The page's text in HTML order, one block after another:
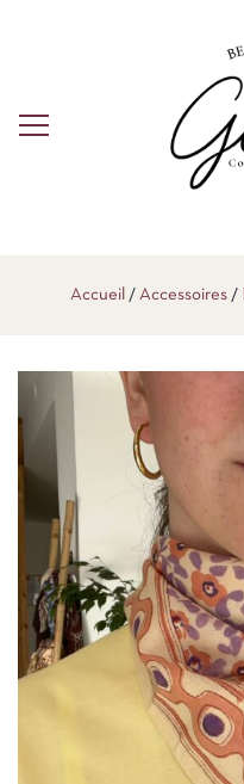
Accueil Accessoires